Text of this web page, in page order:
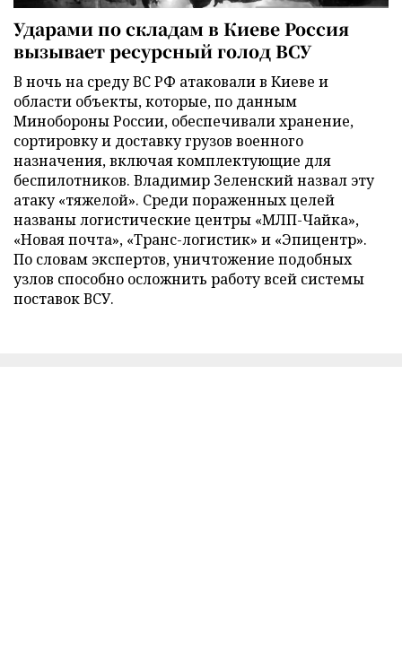
Ударами по складам в Киеве Россия
вызывает ресурсный голод ВСУ
В ночь на среду ВС РФ атаковали в Киеве и
области объекты, которые, по данным
Минобороны России, обеспечивали хранение,
сортировку и доставку грузов военного
назначения, включая комплектующие для
беспилотников. Владимир Зеленский назвал эту
атаку «тяжелой». Среди пораженных целей
названы логистические центры «МЛП-Чайка»,
«Новая почта», «Транс-логистик» и «Эпицентр».
По словам экспертов, уничтожение подобных
узлов способно осложнить работу всей системы
поставок ВСУ.